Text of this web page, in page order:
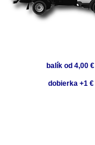
balík od 4,00 €
dobierka +1 €